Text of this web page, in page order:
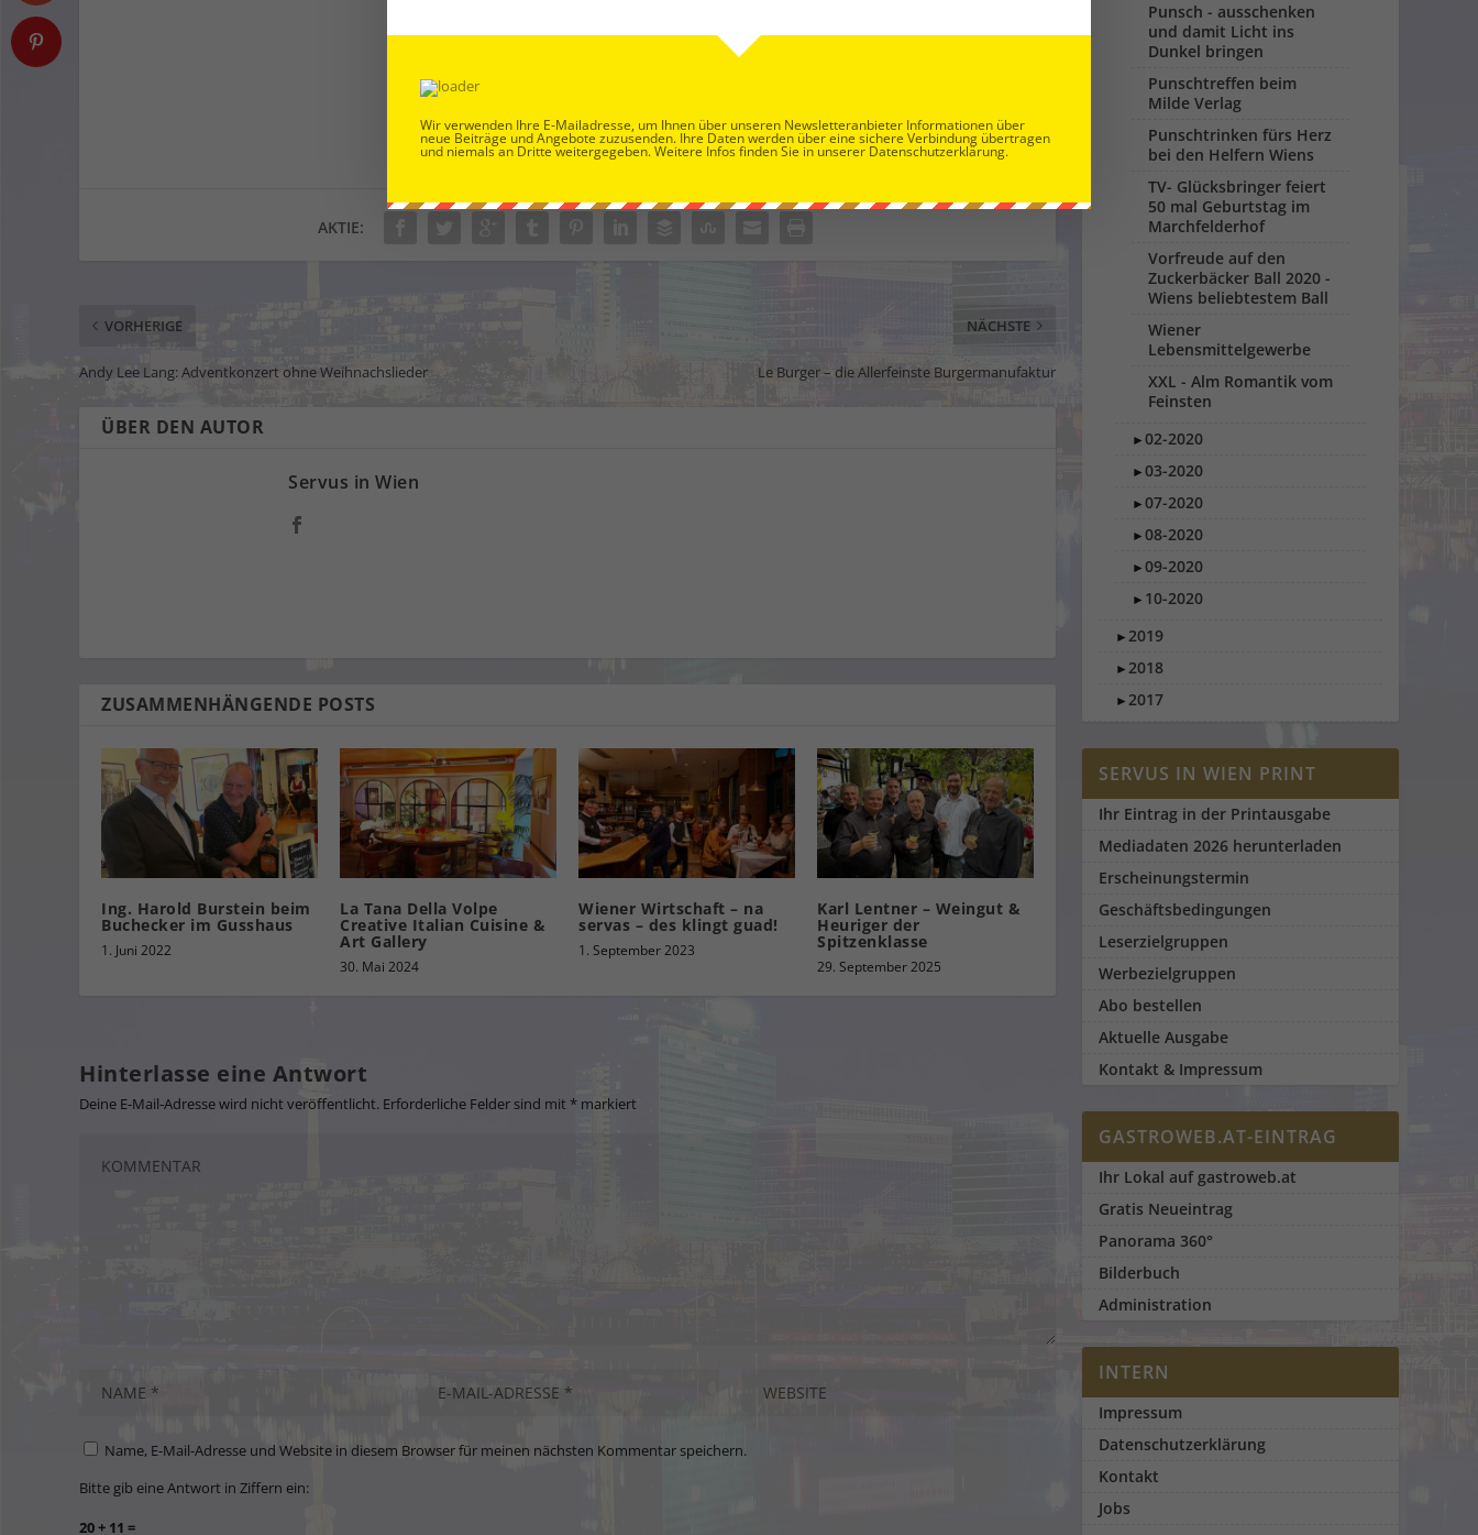
AKTIE:
VORHERIGE
Andy Lee Lang: Adventkonzert ohne Weihnachslieder
NÄCHSTE
Le Burger – die Allerfeinste Burgermanufaktur
ÜBER DEN AUTOR
Servus in Wien
ZUSAMMENHÄNGENDE POSTS
Ing. Harold Burstein beim
Buchecker im Gusshaus
1. Juni 2022
La Tana Della Volpe
Creative Italian Cuisine &
Art Gallery
30. Mai 2024
Wiener Wirtschaft – na
servas – des klingt guad!
1. September 2023
Karl Lentner – Weingut &
Heuriger der
Spitzenklasse
29. September 2025
Hinterlasse eine Antwort
Deine E-Mail-Adresse wird nicht veröffentlicht. Erforderliche Felder sind mit * markiert
Name, E-Mail-Adresse und Website in diesem Browser für meinen nächsten Kommentar speichern.
Bitte gib eine Antwort in Ziffern ein:
20 + 11 =
Punsch - ausschenken
und damit Licht ins
Dunkel bringen
Punschtreffen beim
Milde Verlag
Punschtrinken fürs Herz
bei den Helfern Wiens
TV- Glücksbringer feiert
50 mal Geburtstag im
Marchfelderhof
Vorfreude auf den
Zuckerbäcker Ball 2020 -
Wiens beliebtestem Ball
Wiener
Lebensmittelgewerbe
XXL - Alm Romantik vom
Feinsten
►02-2020
►03-2020
►07-2020
►08-2020
►09-2020
► 10-2020
►2019
►2018
►2017
SERVUS IN WIEN PRINT
Ihr Eintrag in der Printausgabe
Mediadaten 2026 herunterladen
Erscheinungstermin
Geschäftsbedingungen
Leserzielgruppen
Werbezielgruppen
Abo bestellen
Aktuelle Ausgabe
Kontakt & Impressum
GASTROWEB.AT-EINTRAG
Ihr Lokal auf gastroweb.at
Gratis Neueintrag
Panorama 360°
Bilderbuch
Administration
INTERN
Impressum
Datenschutzerklärung
Kontakt
Jobs
Wir verwenden Ihre E-Mailadresse, um Ihnen über unseren Newsletteranbieter Informationen über
neue Beiträge und Angebote zuzusenden. Ihre Daten werden über eine sichere Verbindung übertragen
und niemals an Dritte weitergegeben. Weitere Infos finden Sie in unserer Datenschutzerklärung.